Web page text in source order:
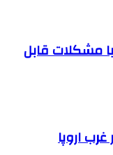
مشکلات قابل
اروپا